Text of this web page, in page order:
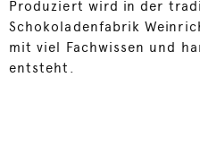
Produziert wird in der
Schokoladenfabrik
mit viel Fachwissen und
entsteht.